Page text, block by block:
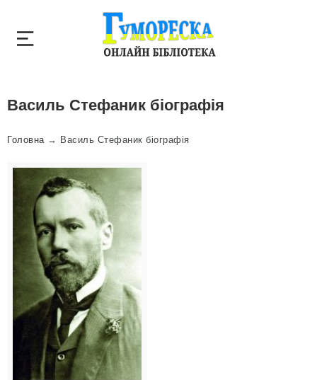
Василь Стефаник біографія
Головна→ Василь Стефаник біографія